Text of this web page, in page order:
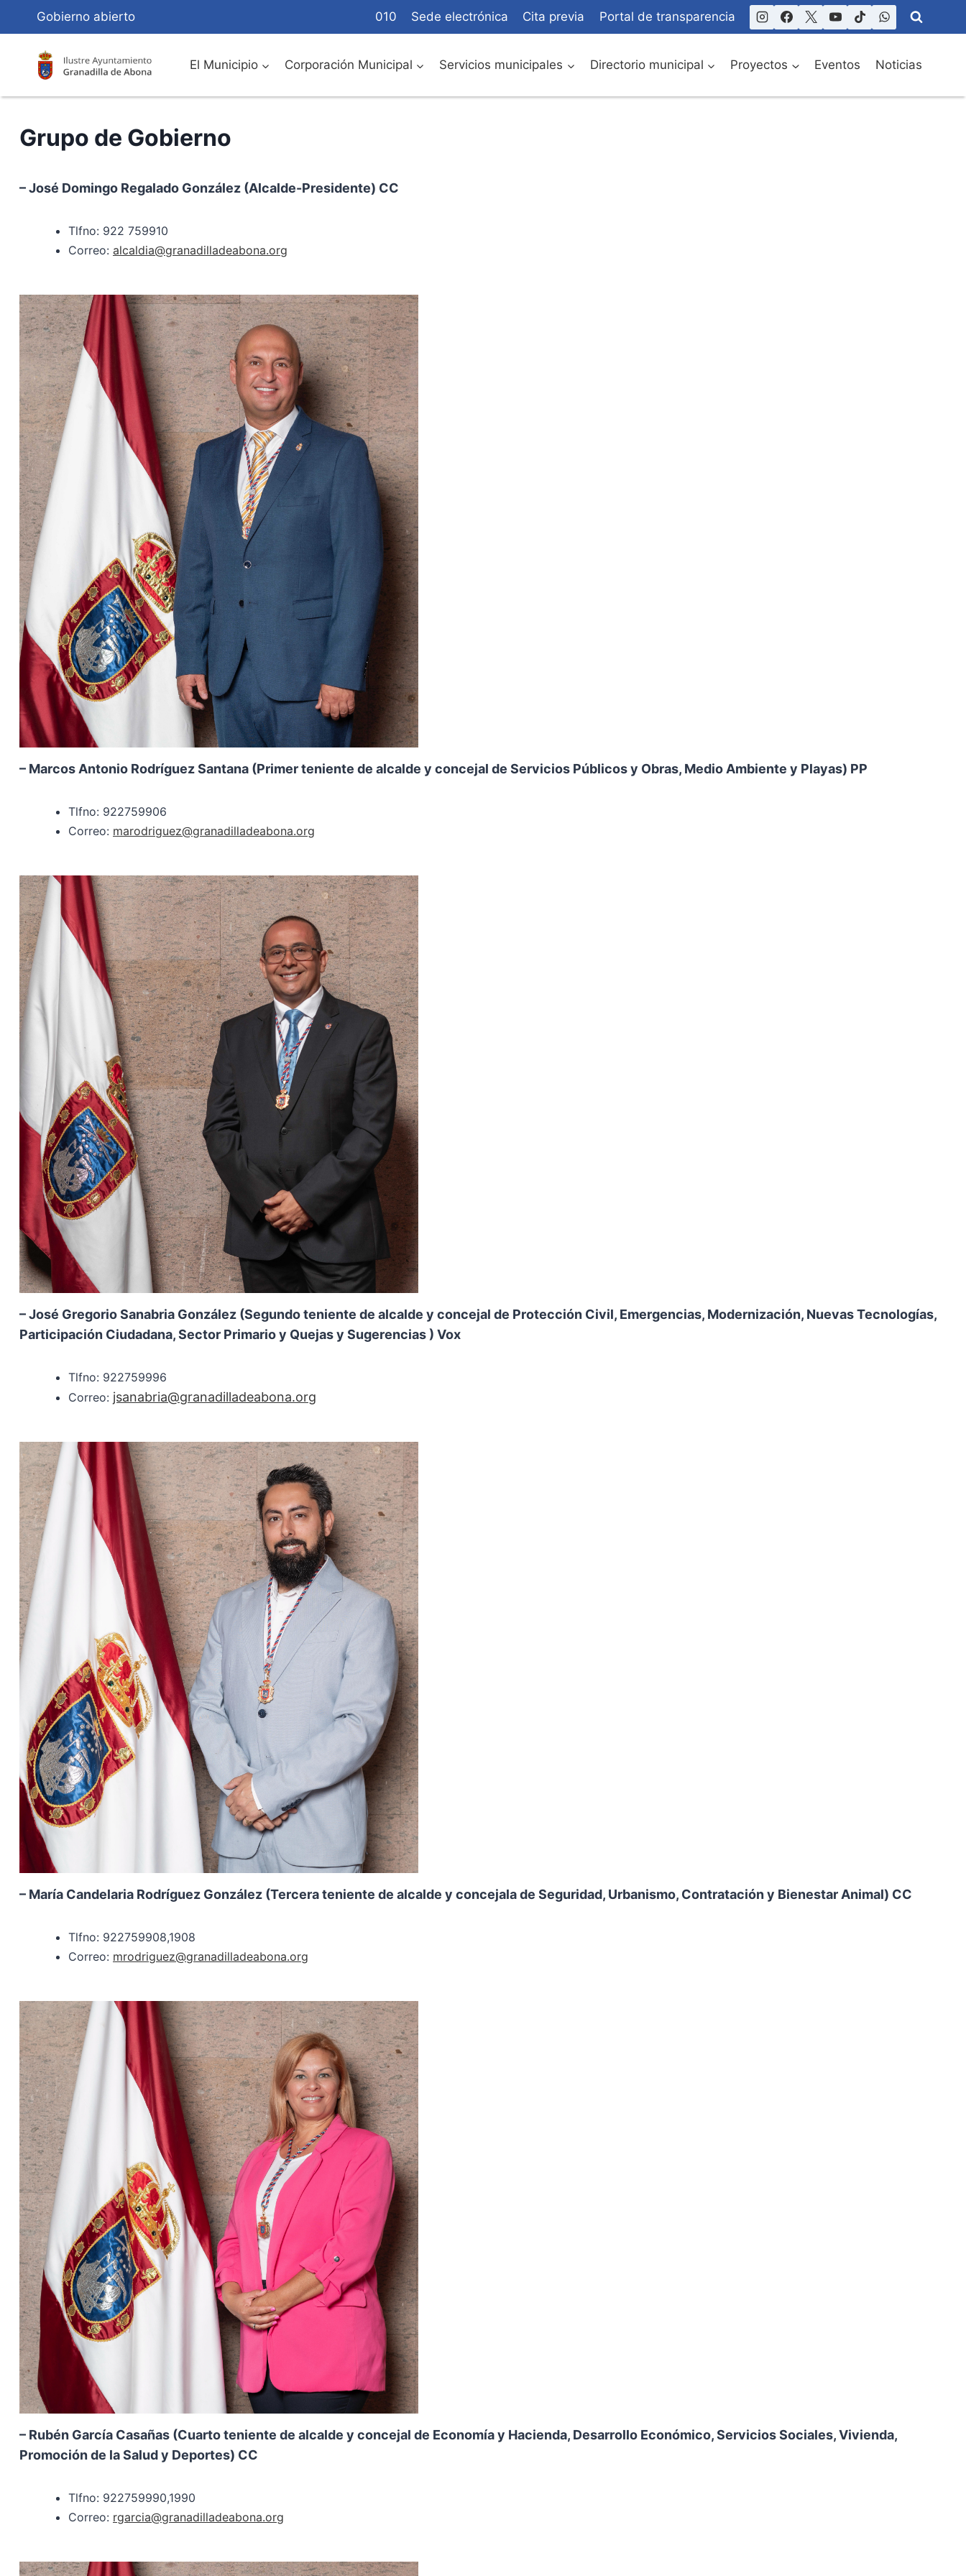
Contenido
Gobierno abierto 010 Sede electrónica Cita previa Portal de transparencia
El Municipio Corporación Municipal Servicios municipales Directorio municipal Proyectos Eventos Noticias
Grupo de Gobierno
– José Domingo Regalado González (Alcalde-Presidente) CC
Tlfno: 922 759910
Correo: alcaldia@granadilladeabona.org
– Marcos Antonio Rodríguez Santana (Primer teniente de alcalde y concejal de Servicios Públicos y Obras, Medio Ambiente y Playas) PP
Tlfno: 922759906
Correo: marodriguez@granadilladeabona.org
– José Gregorio Sanabria González (Segundo teniente de alcalde y concejal de Protección Civil, Emergencias, Modernización, Nuevas Tecnologías,
Participación Ciudadana, Sector Primario y Quejas y Sugerencias ) Vox
Tlfno: 922759996
Correo: jsanabria@granadilladeabona.org
– María Candelaria Rodríguez González (Tercera teniente de alcalde y concejala de Seguridad, Urbanismo, Contratación y Bienestar Animal) CC
Tlfno: 922759908,1908
Correo: mrodriguez@granadilladeabona.org
– Rubén García Casañas (Cuarto teniente de alcalde y concejal de Economía y Hacienda, Desarrollo Económico, Servicios Sociales, Vivienda,
Promoción de la Salud y Deportes) CC
Tlfno: 922759990,1990
Correo: rgarcia@granadilladeabona.org